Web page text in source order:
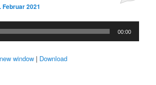
Februar 2021
00:00
window | Download